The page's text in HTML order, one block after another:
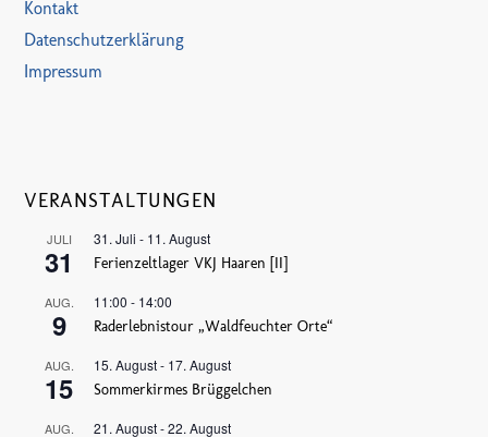
Kontakt
Datenschutzerklärung
Impressum
VERANSTALTUNGEN
JULI
31
31. Juli - 11. August
Ferienzeltlager VKJ Haaren [II]
AUG.
9
11:00 - 14:00
Raderlebnistour „Waldfeuchter Orte“
AUG.
15
15. August- 17. August
Sommerkirmes Brüggelchen
AUG. 21. August-22. August